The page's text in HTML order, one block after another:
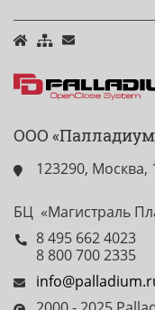
ООО «Палладиум
123290,
БЦ «Магистраль
8 495 662 4023
8 800 700 2335